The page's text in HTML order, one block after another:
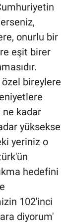
onurlu bir
eşit birer
bireylere
ne kadar
yüksekse
yeriniz o
hedefini
102'inci
diyorum'